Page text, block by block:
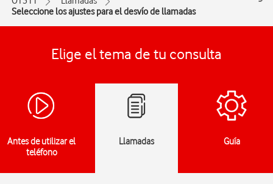
Seleccione los ajustes para el desvío de llamadas
Elige el tema de tu consulta
Antes de utilizar el
teléfono
Llamadas Guía